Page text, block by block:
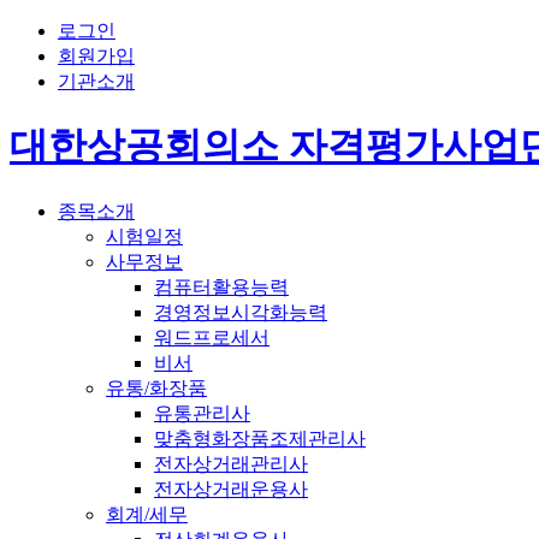
로그인
회원가입
기관소개
대한상공회의소 자격평가사업
종목소개
시험일정
사무정보
컴퓨터활용능력
경영정보시각화능력
워드프로세서
비서
유통/화장품
유통관리사
맞춤형화장품조제관리사
전자상거래관리사
전자상거래운용사
회계/세무